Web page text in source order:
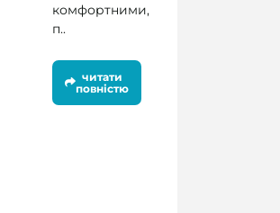
комфортними,
п..
читати
повністю